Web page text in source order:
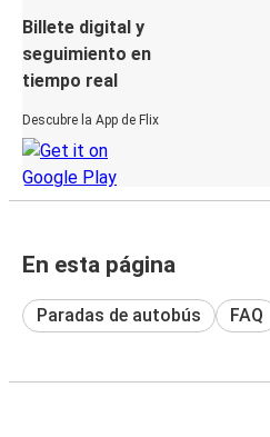
Billete digital y
seguimiento en
tiempo real
Descubre la App de Flix
En esta página
Paradas de autobús FAQ